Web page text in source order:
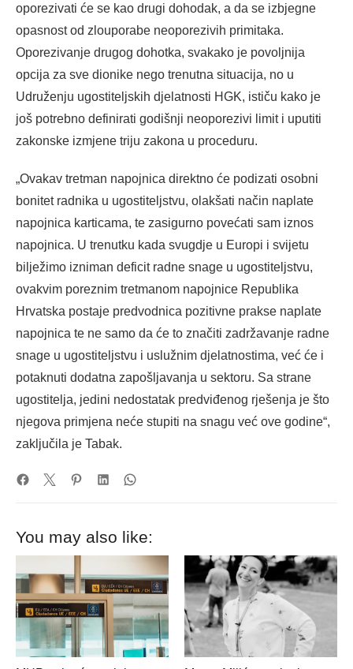
oporezivati će se kao drugi dohodak, a da se izbjegne
opasnost od zlouporabe neoporezivih primitaka.
Oporezivanje drugog dohotka, svakako je povoljnija
opcija za sve dionike nego trenutna situacija, no u
Udruženju ugostiteljskih djelatnosti HGK, ističu kako je
još potrebno definirati godišnji neoporezivi limit i uputiti
zakonske izmjene triju zakona u proceduru.
„Ovakav tretman napojnica direktno će podizati osobni
bonitet radnika u ugostiteljstvu, olakšati način naplate
napojnica karticama, te zasigurno povećati sam iznos
napojnica. U trenutku kada svugdje u Europi i svijetu
bilježimo izniman deficit radne snage u ugostiteljstvu,
ovakvim poreznim tretmanom napojnice Republika
Hrvatska postaje predvodnica pozitivne prakse naplate
napojnica te ne samo da će to značiti zadržavanje radne
snage u ugostiteljstvu i uslužnim djelatnostima, već će i
potaknuti dodatna zapošljavanja u sektoru. Sa strane
ugostitelja, jedini nedostatak predviđenog rješenja je što
njegova primjena neće stupiti na snagu već ove godine“,
zaključila je Tabak.
You may also like: